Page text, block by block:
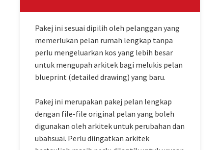
Pakej ini sesuai dipilih oleh pelanggan yang
memerlukan pelan rumah lengkap tanpa
perlu mengeluarkan kos yang lebih besar
untuk mengupah arkitek bagi melukis pelan
blueprint (detailed drawing) yang baru.
Pakej ini merupakan pakej pelan lengkap
dengan file-file original pelan yang boleh
digunakan oleh arkitek untuk perubahan dan
ubahsuai. Perlu diingatkan arkitek